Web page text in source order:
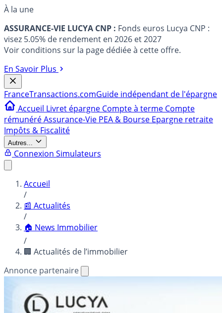
À la une
ASSURANCE-VIE LUCYA CNP : Fonds euros Lucya CNP :
visez 5.05% de rendement en 2026 et 2027
Voir conditions sur la page dédiée à cette offre.
En Savoir Plus
FranceTransactions.comGuide indépendant de l'épargne
Accueil Livret épargne Compte à terme Compte
rémunéréAssurance-Vie PEA & Bourse Epargne retraite
Impôts & Fiscalité
Autres...
Connexion Simulateurs
Accueil
/
📰 Actualités
/
🏠 News Immobilier
/
🏢 Actualités de l’immobilier
Annonce partenaire